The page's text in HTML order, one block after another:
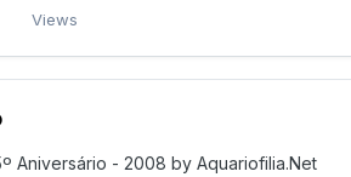
Views
Aniversário - 2008 by Aquariofilia.Net